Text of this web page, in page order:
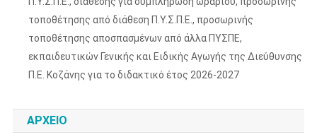
τοποθέτησης από διάθεση Π.Υ.Σ.Π.Ε., προσωρινής
τοποθέτησης αποσπασμένων από άλλα ΠΥΣΠΕ,
εκπαιδευτικών Γενικής και Ειδικής Αγωγής της Διεύθυνσης
Π.Ε. Κοζάνης για το διδακτικό έτος 2026-2027
ΑΡΧΕΊΟ